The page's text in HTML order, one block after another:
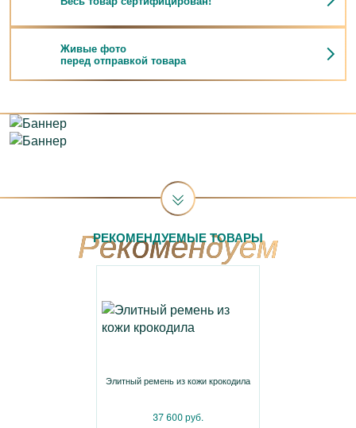
Живые фото
перед отправкой товара
РЕКОМЕНДУЕМЫЕ ТОВАРЫ
Элитный ремень из кожи крокодила
37 600 руб.